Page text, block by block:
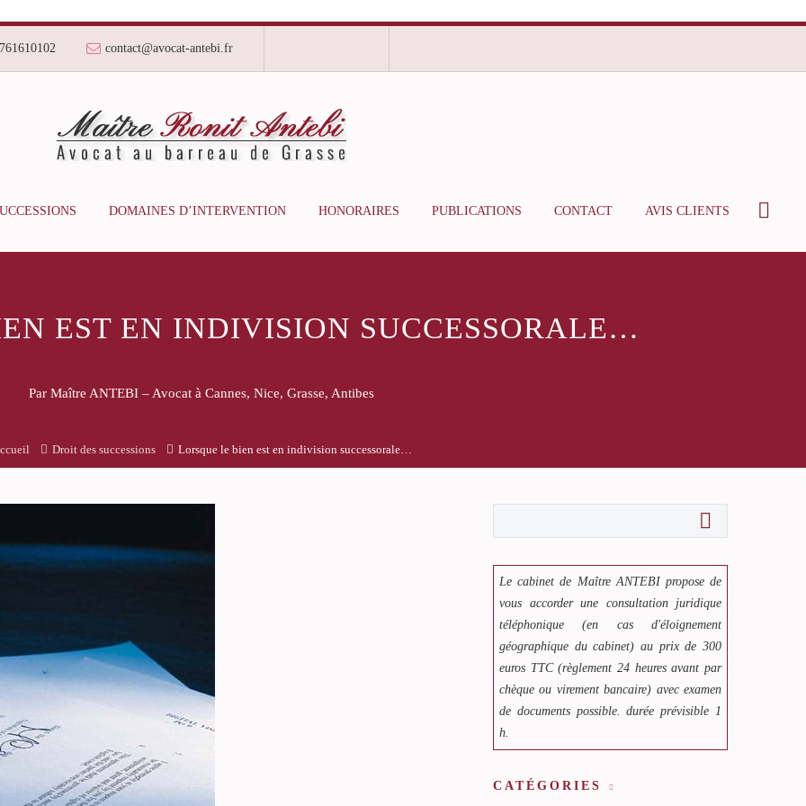
contact@avocat-antebi.fr
DOMAINES D’INTERVENTION HONORAIRES PUBLICATIONS CONTACT AVIS CLIENTS
EST EN INDIVISION SUCCESSORALE…
Par Maître ANTEBI – Avocat à Cannes, Nice, Grasse, Antibes
Droit des successions Lorsque le bien est en indivision successorale…
Le cabinet de Maître ANTEBI propose de
vous accorder une consultation juridique
téléphonique (en cas d'éloignement
géographique du cabinet) au prix de 300
euros TTC (règlement 24 heures avant par
chèque ou virement bancaire) avec examen
de documents possible. durée prévisible 1
h.
CATÉGORIES